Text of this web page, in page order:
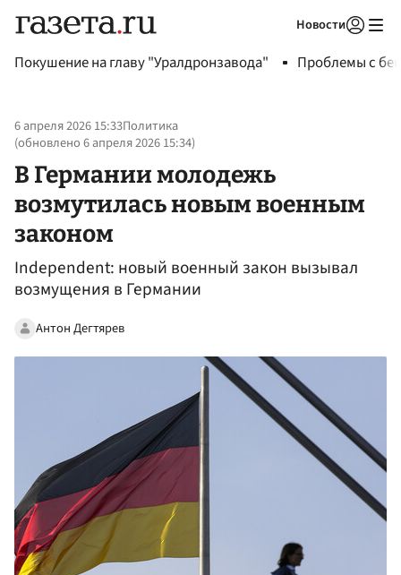
Новости
Покушение на главу "Уралдронзавода" Проблемы с
6 апреля 2026 15:33Политика
(обновлено6 апреля 2026 15:34)
В Германии молодежь
возмутилась новым военным
законом
Independent: новый военный закон вызывал
возмущения в Германии
Антон Дегтярев